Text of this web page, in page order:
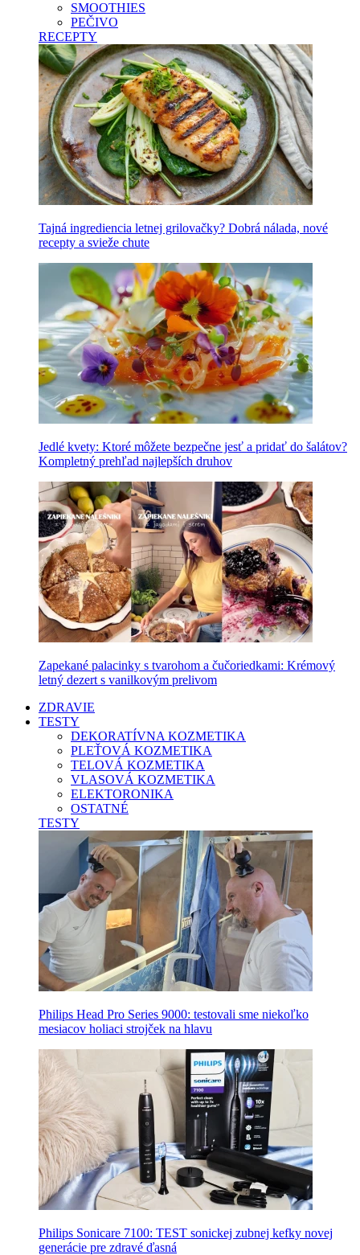
SMOOTHIES
PEČIVO
RECEPTY
Tajná ingrediencia letnej grilovačky? Dobrá nálada, nové
recepty a svieže chute
Jedlé kvety: Ktoré môžete bezpečne jesť a pridať do šalátov?
Kompletný prehľad najlepších druhov
Zapekané palacinky s tvarohom a čučoriedkami: Krémový
letný dezert s vanilkovým prelivom
ZDRAVIE
TESTY
DEKORATÍVNA KOZMETIKA
PLEŤOVÁ KOZMETIKA
TELOVÁ KOZMETIKA
VLASOVÁ KOZMETIKA
ELEKTORONIKA
OSTATNÉ
TESTY
Philips Head Pro Series 9000: testovali sme niekoľko
mesiacov holiaci strojček na hlavu
Philips Sonicare 7100: TEST sonickej zubnej kefky novej
generácie pre zdravé ďasná